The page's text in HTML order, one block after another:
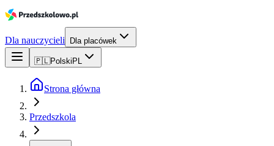
Dla nauczycieli Dla placówek
🇵🇱Polski PL
Strona główna
Przedszkola